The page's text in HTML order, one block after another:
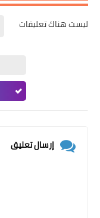
ليست هناك تعليقات
إرسال تعليق